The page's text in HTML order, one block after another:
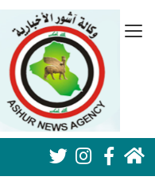
إلى
Social
قائمة
جانبية
الرئيسية